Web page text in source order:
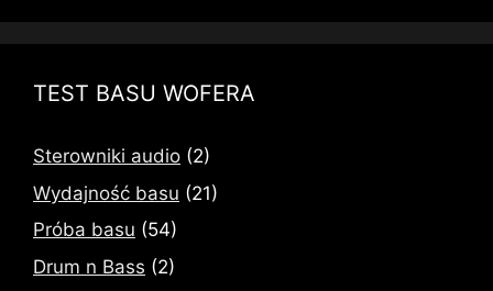
TEST BASU WOFERA
Sterowniki audio (2)
Wydajność basu (21)
Próba basu (54)
Drum n Bass (2)